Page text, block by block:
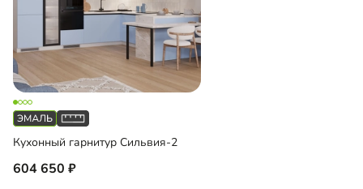
Кухонный гарнитур Сильвия-2
604 650